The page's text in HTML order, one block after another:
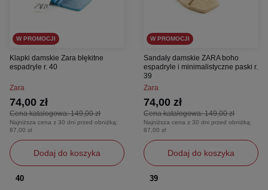
W PROMOCJI
Klapki damskie Zara błękitne
espadryle r. 40
Zara
Cena katalogowa:149,00 zł
74,00 zł
Najniższa cena z 30 dni przed obniżką:
87,00 zł
Dodaj do koszyka
40
W PROMOCJI
Sandały damskie ZARA boho
espadryle i minimalistyczne paski r.
39
Zara
Cena katalogowa:149,00 zł
74,00 zł
Najniższa cena z 30 dni przed obniżką:
87,00 zł
Dodaj do koszyka
39